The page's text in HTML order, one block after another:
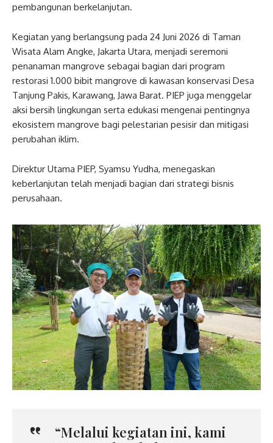
pembangunan berkelanjutan.
Kegiatan yang berlangsung pada 24 Juni 2026 di Taman
Wisata Alam Angke, Jakarta Utara, menjadi seremoni
penanaman mangrove sebagai bagian dari program
restorasi 1.000 bibit mangrove di kawasan konservasi Desa
Tanjung Pakis, Karawang, Jawa Barat. PIEP juga menggelar
aksi bersih lingkungan serta edukasi mengenai pentingnya
ekosistem mangrove bagi pelestarian pesisir dan mitigasi
perubahan iklim.
Direktur Utama PIEP, Syamsu Yudha, menegaskan
keberlanjutan telah menjadi bagian dari strategi bisnis
perusahaan.
“Melalui kegiatan ini, kami